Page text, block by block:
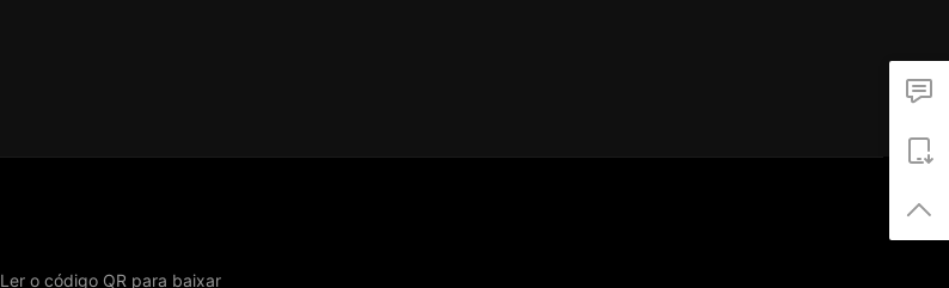
Ler o código QR para baixar